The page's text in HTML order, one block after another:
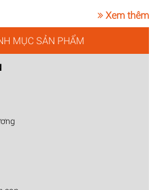
Xem thêm
MỤC SẢN PHẨM